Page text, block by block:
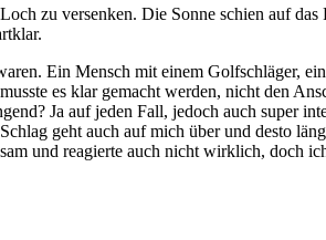
zu versenken. Die Sonne schien auf das
Ein Mensch mit einem Golfschläger,
es klar gemacht werden, nicht den
Ja auf jeden Fall, jedoch auch super
geht auch auf mich über und desto
und reagierte auch nicht wirklich, doch